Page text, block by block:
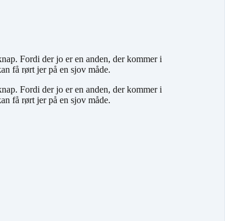
Fordi der jo er en anden, der kommer i
få rørt jer på en sjov måde.
Fordi der jo er en anden, der kommer i
få rørt jer på en sjov måde.